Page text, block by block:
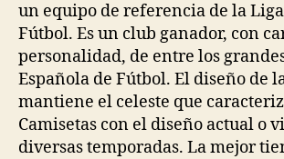
un equipo de referencia de la
Fútbol. Es un club ganador, con
personalidad, de entre los
Española de Fútbol. El diseño de
mantiene el celeste que
Camisetas con el diseño actual o
diversas temporadas. La mejor